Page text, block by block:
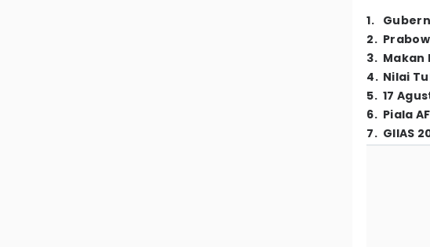
1.
2.
3. Makan
4. Nilai
5. 17
6. Piala
7. GIIAS